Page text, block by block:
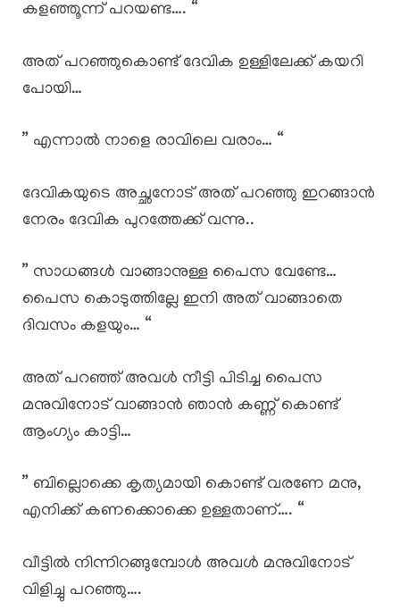
കളഞ്ഞൂന്ന് പറയണ്ട…. “
അത് പറഞ്ഞുകൊണ്ട് ദേവിക ഉള്ളിലേക്ക് കയറി
പോയി…
” എന്നാൽ നാളെ രാവിലെ വരാം… “
ദേവികയുടെ അച്ഛനോട് അത് പറഞ്ഞു ഇറങ്ങാൻ
നേരം ദേവിക പുറത്തേക്ക് വന്നു..
” സാധങ്ങൾ വാങ്ങാനുള്ള പൈസ വേണ്ടേ…
പൈസ കൊടുത്തില്ലേ ഇനി അത് വാങ്ങാതെ
ദിവസം കളയും… “
അത് പറഞ്ഞ് അവൾ നീട്ടി പിടിച്ച പൈസ
മനുവിനോട് വാങ്ങാൻ ഞാൻ കണ്ണ് കൊണ്ട്
ആംഗ്യം കാട്ടി…
” ബില്ലൊക്കെ കൃത്യമായി കൊണ്ട് വരണേ മനു,
എനിക്ക് കണക്കൊക്കെ ഉള്ളതാണ്…. “
വീട്ടിൽ നിന്നിറങ്ങുമ്പോൾ അവൾ മനുവിനോട്
വിളിച്ചു പറഞ്ഞു….